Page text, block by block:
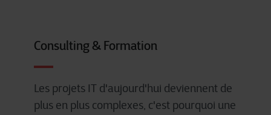
Consulting & Formation
Les projets IT d'aujourd'hui deviennent de
plus en plus complexes, c'est pourquoi une